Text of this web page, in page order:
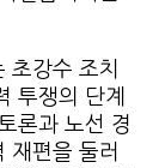
초강수 조치
투쟁의 단계
론과 노선 경
재편을 둘러